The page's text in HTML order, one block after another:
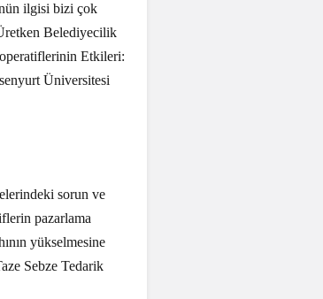
ilgisi bizi çok
Belediyecilik
Etkileri:
Üniversitesi
sorun ve
pazarlama
yükselmesine
Sebze Tedarik